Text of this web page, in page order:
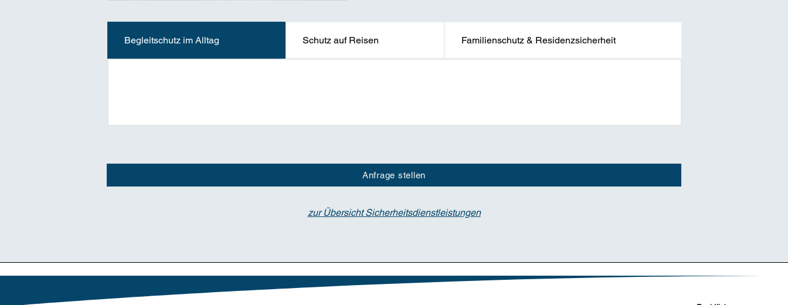
Begleitschutz im Alltag Schutz auf Reisen Familienschutz & Residenzsicherheit
Anfrage stellen
zur Übersicht Sicherheitsdienstleistungen